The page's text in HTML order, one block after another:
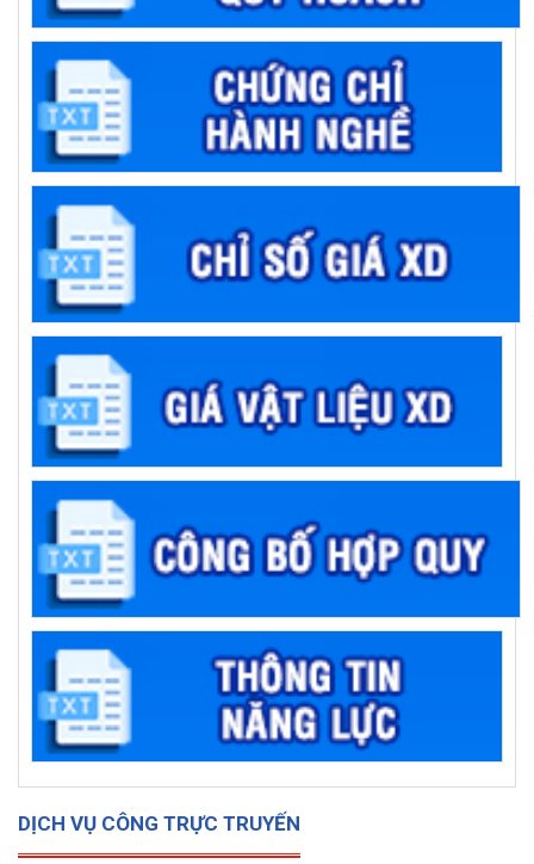
DỊCH VỤ CÔNG TRỰC TRUYẾN